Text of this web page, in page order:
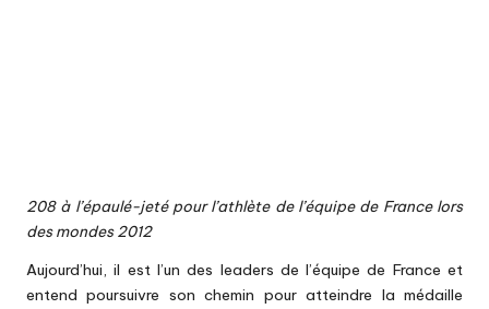
208 à l’épaulé-jeté pour l’athlète de l’équipe de France lors
des mondes 2012
Aujourd’hui, il est l’un des leaders de l’équipe de France et
entend poursuivre son chemin pour atteindre la médaille